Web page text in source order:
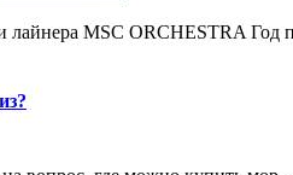
лайнера MSC ORCHESTRA